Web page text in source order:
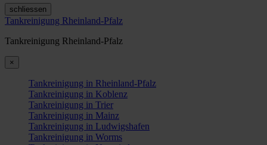
schliessen
Tankreinigung Rheinland-Pfalz
Tankreinigung Rheinland-Pfalz
×
Tankreinigung in Rheinland-Pfalz
Tankreinigung in Koblenz
Tankreinigung in Trier
Tankreinigung in Mainz
Tankreinigung in Ludwigshafen
Tankreinigung in Worms